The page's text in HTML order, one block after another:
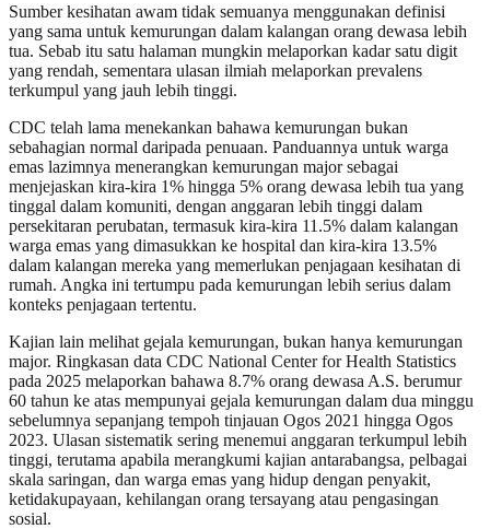
Sumber kesihatan awam tidak semuanya menggunakan definisi
yang sama untuk kemurungan dalam kalangan orang dewasa lebih
tua. Sebab itu satu halaman mungkin melaporkan kadar satu digit
yang rendah, sementara ulasan ilmiah melaporkan prevalens
terkumpul yang jauh lebih tinggi.
CDC telah lama menekankan bahawa kemurungan bukan
sebahagian normal daripada penuaan. Panduannya untuk warga
emas lazimnya menerangkan kemurungan major sebagai
menjejaskan kira-kira 1% hingga 5% orang dewasa lebih tua yang
tinggal dalam komuniti, dengan anggaran lebih tinggi dalam
persekitaran perubatan, termasuk kira-kira 11.5% dalam kalangan
warga emas yang dimasukkan ke hospital dan kira-kira 13.5%
dalam kalangan mereka yang memerlukan penjagaan kesihatan di
rumah. Angka ini tertumpu pada kemurungan lebih serius dalam
konteks penjagaan tertentu.
Kajian lain melihat gejala kemurungan, bukan hanya kemurungan
major. Ringkasan data CDC National Center for Health Statistics
pada 2025 melaporkan bahawa 8.7% orang dewasa A.S. berumur
60 tahun ke atas mempunyai gejala kemurungan dalam dua minggu
sebelumnya sepanjang tempoh tinjauan Ogos 2021 hingga Ogos
2023. Ulasan sistematik sering menemui anggaran terkumpul lebih
tinggi, terutama apabila merangkumi kajian antarabangsa, pelbagai
skala saringan, dan warga emas yang hidup dengan penyakit,
ketidakupayaan, kehilangan orang tersayang atau pengasingan
sosial.